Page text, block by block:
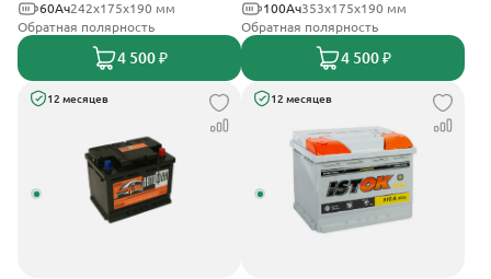
242x175x190 мм
60Ач
Обратная полярность
4 500 ₽
353х175х190 мм
100Ач
Обратная полярность
4 500 ₽
12 месяцев 12 месяцев